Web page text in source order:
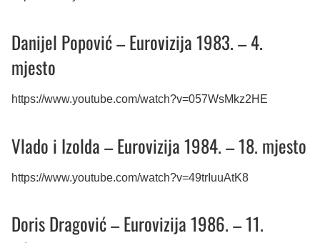
Danijel Popović – Eurovizija 1983. – 4.
mjesto
https://www.youtube.com/watch?v=057WsMkz2HE
Vlado i Izolda – Eurovizija 1984. – 18. mjesto
https://www.youtube.com/watch?v=49trIuuAtK8
Doris Dragović – Eurovizija 1986. – 11.